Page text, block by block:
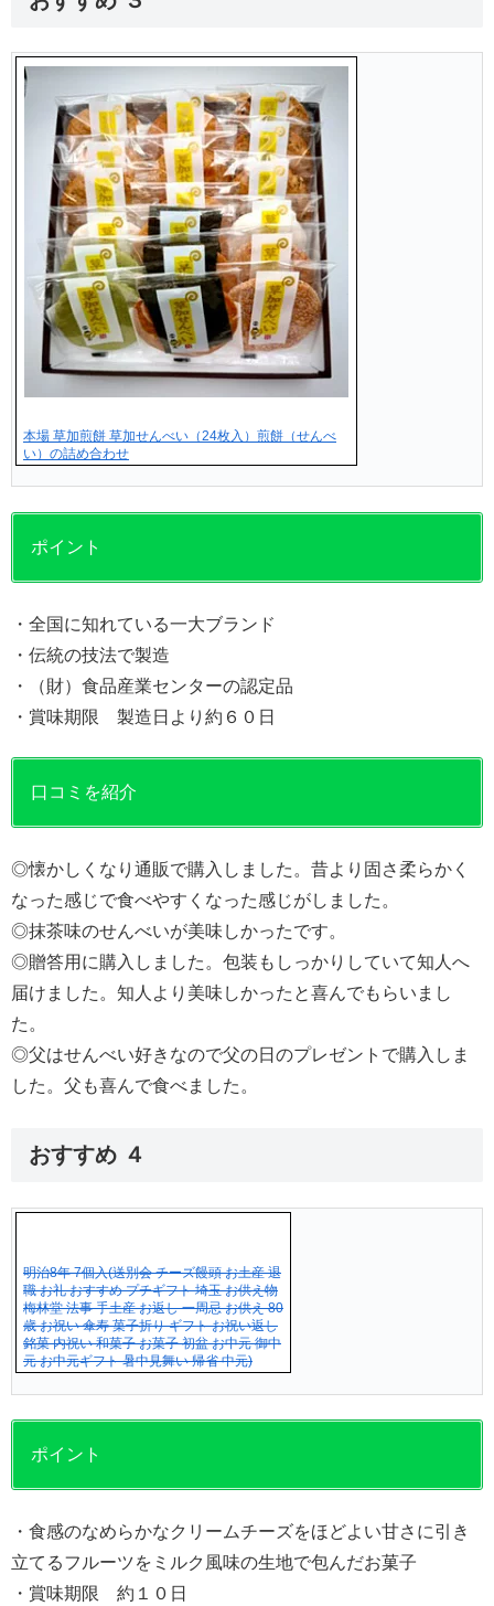
本場 草加煎餅 草加せんべい（24枚入）煎餅（せんべ
い）の詰め合わせ
ポイント
・全国に知れている一大ブランド
・伝統の技法で製造
・（財）食品産業センターの認定品
・賞味期限 製造日より約６０日
口コミを紹介
◎懐かしくなり通販で購入しました。昔より固さ柔らかく
なった感じで食べやすくなった感じがしました。
◎抹茶味のせんべいが美味しかったです。
◎贈答用に購入しました。包装もしっかりしていて知人へ
届けました。知人より美味しかったと喜んでもらいまし
た。
◎父はせんべい好きなので父の日のプレゼントで購入しま
した。父も喜んで食べました。
おすすめ ４
明治8年 7個入(送別会 チーズ饅頭 お土産 退
職 お礼 おすすめ プチギフト 埼玉 お供え物
梅林堂 法事 手土産 お返し 一周忌 お供え 80
歳 お祝い 傘寿 菓子折り ギフト お祝い返し
銘菓 内祝い 和菓子 お菓子 初盆 お中元 御中
元 お中元ギフト 暑中見舞い 帰省 中元)
ポイント
・食感のなめらかなクリームチーズをほどよい甘さに引き
立てるフルーツをミルク風味の生地で包んだお菓子
・賞味期限 約１０日